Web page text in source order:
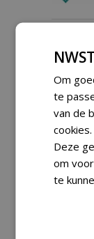
Om
te
van de
cookies.
Deze
om
te